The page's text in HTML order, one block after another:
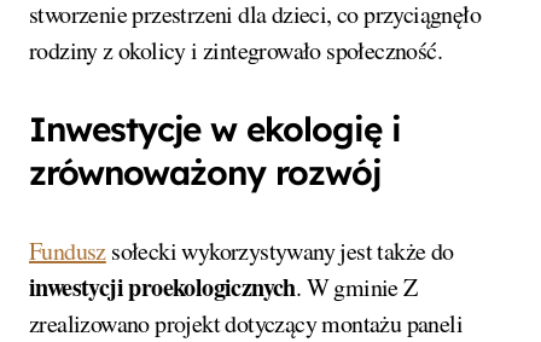
stworzenie przestrzeni dla dzieci, co przyciągnęło
rodziny z okolicy i zintegrowało społeczność.
Inwestycje w ekologię i
zrównoważony rozwój
Funduszsołecki wykorzystywany jest także do
inwestycji proekologicznych. W gminie Z
zrealizowano projekt dotyczący montażu paneli